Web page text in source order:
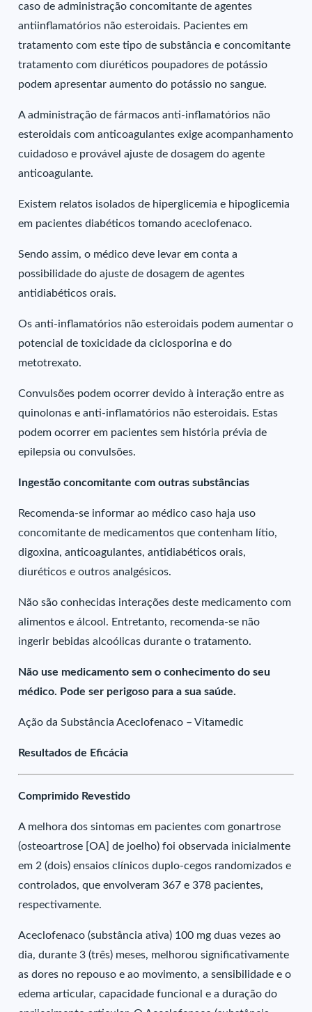
caso de administração concomitante de agentes
antiinflamatórios não esteroidais. Pacientes em
tratamento com este tipo de substância e concomitante
tratamento com diuréticos poupadores de potássio
podem apresentar aumento do potássio no sangue.
A administração de fármacos anti-inflamatórios não
esteroidais com anticoagulantes exige acompanhamento
cuidadoso e provável ajuste de dosagem do agente
anticoagulante.
Existem relatos isolados de hiperglicemia e hipoglicemia
em pacientes diabéticos tomando aceclofenaco.
Sendo assim, o médico deve levar em conta a
possibilidade do ajuste de dosagem de agentes
antidiabéticos orais.
Os anti-inflamatórios não esteroidais podem aumentar o
potencial de toxicidade da ciclosporina e do
metotrexato.
Convulsões podem ocorrer devido à interação entre as
quinolonas e anti-inflamatórios não esteroidais. Estas
podem ocorrer em pacientes sem história prévia de
epilepsia ou convulsões.
Ingestão concomitante com outras substâncias
Recomenda-se informar ao médico caso haja uso
concomitante de medicamentos que contenham lítio,
digoxina, anticoagulantes, antidiabéticos orais,
diuréticos e outros analgésicos.
Não são conhecidas interações deste medicamento com
alimentos e álcool. Entretanto, recomenda-se não
ingerir bebidas alcoólicas durante o tratamento.
Não use medicamento sem o conhecimento do seu
médico. Pode ser perigoso para a sua saúde.
Ação da Substância Aceclofenaco – Vitamedic
Resultados de Eficácia
Comprimido Revestido
A melhora dos sintomas em pacientes com gonartrose
(osteoartrose [OA] de joelho) foi observada inicialmente
em 2 (dois) ensaios clínicos duplo-cegos randomizados e
controlados, que envolveram 367 e 378 pacientes,
respectivamente.
Aceclofenaco (substância ativa) 100 mg duas vezes ao
dia, durante 3 (três) meses, melhorou significativamente
as dores no repouso e ao movimento, a sensibilidade e o
edema articular, capacidade funcional e a duração do